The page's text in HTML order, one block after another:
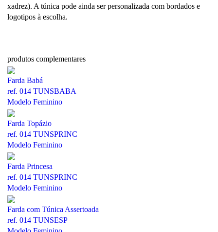
xadrez). A túnica pode ainda ser personalizada com bordados e
logotipos à escolha.
produtos complementares
Farda Babá
ref. 014 TUNSBABA
Modelo Feminino
Farda Topázio
ref. 014 TUNSPRINC
Modelo Feminino
Farda Princesa
ref. 014 TUNSPRINC
Modelo Feminino
Farda com Túnica Assertoada
ref. 014 TUNSESP